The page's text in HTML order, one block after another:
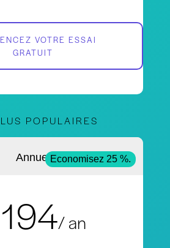
VOTRE ESSAI
GRATUIT
POPULAIRES
Annuel Economisez 25 %.
/ an